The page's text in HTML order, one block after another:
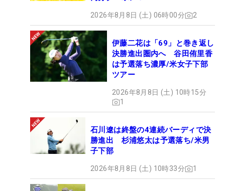
2026年8月8日 (土) 06時00分 2
伊藤二花は「69」と巻き返し
決勝進出圏内へ 谷田侑里香
は予選落ち濃厚/米女子下部
ツアー
2026年8月8日 (土) 10時15分
1
石川遼は終盤の4連続バーディで決
勝進出 杉浦悠太は予選落ち/米男
子下部
2026年8月8日 (土) 10時33分 1